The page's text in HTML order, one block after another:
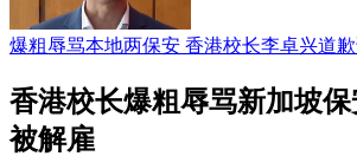
爆粗辱骂本地两保安 香港校长李卓兴道
香港校长爆粗辱骂新加坡
被解雇